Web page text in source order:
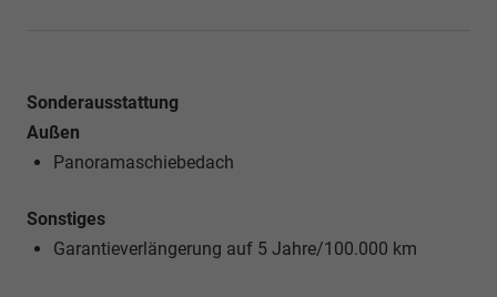
Sonderausstattung
Außen
Panoramaschiebedach
Sonstiges
Garantieverlängerung auf 5 Jahre/100.000 km